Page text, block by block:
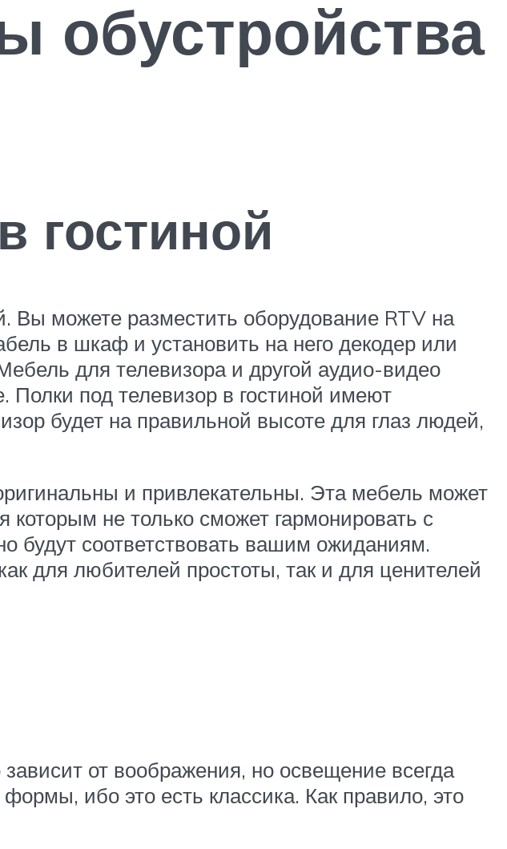
обустройства
гостиной
Вы можете разместить оборудование RTV на
в шкаф и установить на него декодер или
для телевизора и другой аудио-видео
под телевизор в гостиной имеют
будет на правильной высоте для глаз людей,
и привлекательны. Эта мебель может
не только сможет гармонировать с
будут соответствовать вашим ожиданиям.
для любителей простоты, так и для ценителей
от воображения, но освещение всегда
ибо это есть классика. Как правило, это